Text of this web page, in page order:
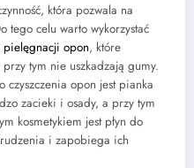
która pozwala na
tego celu warto wykorzystać
opon, które
tym nie uszkadzają gumy.
czyszczenia opon jest pianka
zacieki i osady, a przy tym
kosmetykiem jest płyn do
i zapobiega ich